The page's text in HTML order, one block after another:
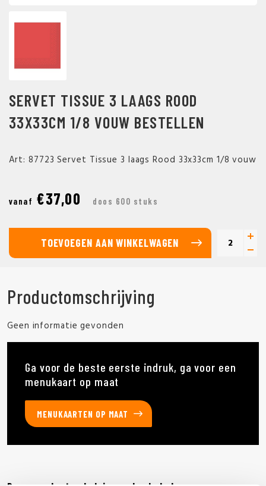
SERVET TISSUE 3 LAAGS ROOD
33X33CM 1/8 VOUW BESTELLEN
Art: 87723 Servet Tissue 3 laags Rood 33x33cm 1/8 vouw
vanaf €37,00 doos 600 stuks
TOEVOEGEN AAN WINKELWAGEN
Productomschrijving
Geen informatie gevonden
Ga voor de beste eerste indruk, ga voor een
menukaart op maat
MENUKAARTEN OP MAAT